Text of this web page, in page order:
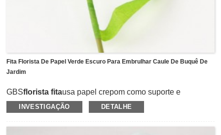
Fita Florista De Papel Verde Escuro Para Embrulhar Caule De Buquê De
Jardim
GBSflorista fitausa papel crepom como suporte e
impregnado com uma mistura de ceras e poliolefinas
proprietárias para dar a ele suas propriedades e
rasgam com muita facilidade.
INVESTIGAÇÃO DETALHE